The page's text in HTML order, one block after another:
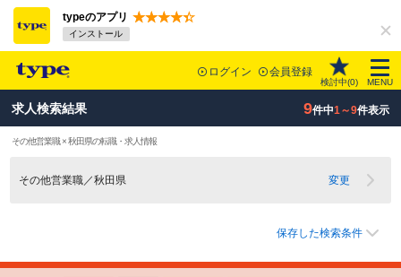
typeのアプリ
インストール
ログイン 会員登録
検討中(0) MENU
求人検索結果 9件中1～9件表示
その他営業職 × 秋田県の転職・求人情報
その他営業職／秋田県 変更
保存した検索条件